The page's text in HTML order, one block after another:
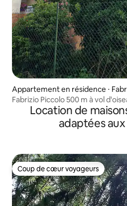
Appartement en résidence ⋅
Fabrizio Piccolo 500 m à vol
Location de
adaptées
Coup de cœur voyageurs
Coup de cœur voyageurs